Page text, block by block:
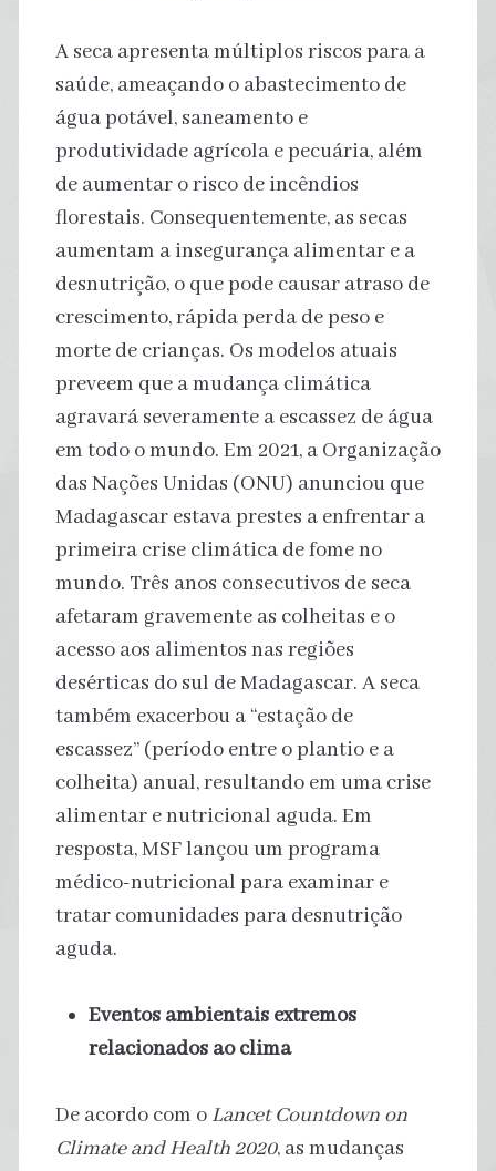
A seca apresenta múltiplos riscos para a
saúde, ameaçando o abastecimento de
água potável, saneamento e
produtividade agrícola e pecuária, além
de aumentar o risco de incêndios
florestais. Consequentemente, as secas
aumentam a insegurança alimentar e a
desnutrição, o que pode causar atraso de
crescimento, rápida perda de peso e
morte de crianças. Os modelos atuais
preveem que a mudança climática
agravará severamente a escassez de água
em todo o mundo. Em 2021, a Organização
das Nações Unidas (ONU) anunciou que
Madagascar estava prestes a enfrentar a
primeira crise climática de fome no
mundo. Três anos consecutivos de seca
afetaram gravemente as colheitas e o
acesso aos alimentos nas regiões
desérticas do sul de Madagascar. A seca
também exacerbou a “estação de
escassez” (período entre o plantio e a
colheita) anual, resultando em uma crise
alimentar e nutricional aguda. Em
resposta, MSF lançou um programa
médico-nutricional para examinar e
tratar comunidades para desnutrição
aguda.
Eventos ambientais extremos
relacionados ao clima
De acordo com o Lancet Countdown on
Climate and Health 2020, as mudanças